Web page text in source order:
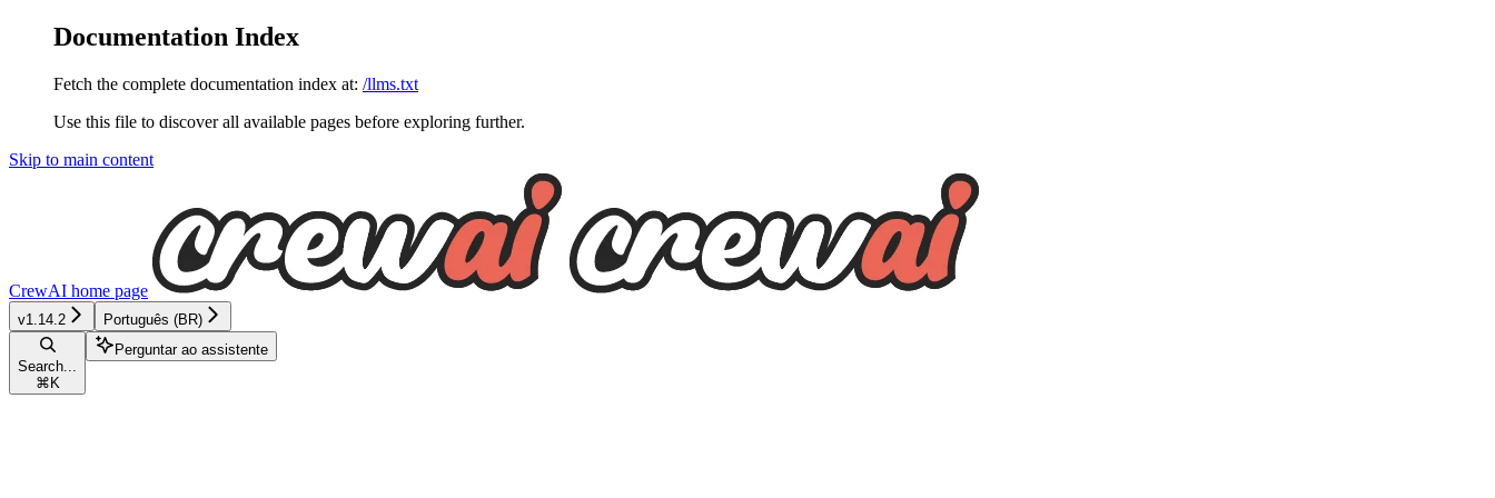
Documentation Index
Fetch the complete documentation index at: /llms.txt
Use this file to discover all available pages before exploring further.
Skip to main content
CrewAI home page
v1.14.2 Português (BR)
Search...
⌘ K
Perguntar ao assistente